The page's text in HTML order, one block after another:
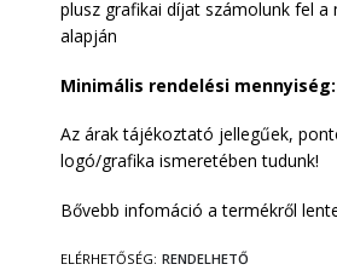
plusz grafikai díjat számolunk fel a
alapján
Minimális rendelési mennyiség:
Az árak tájékoztató jellegűek,
logó/grafika ismeretében tudunk!
Bővebb infomáció a termékről
ELÉRHETŐSÉG: RENDELHETŐ